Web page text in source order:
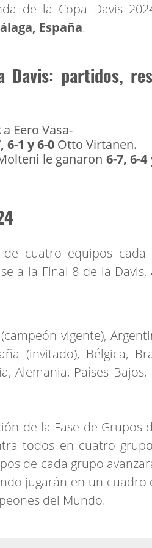
de la Copa Davis
España.
Davis: partidos,
a Eero Vasa-
6-1 y 6-0 Otto Virtanen.
le ganaron 6-7, 6-4
cuatro equipos
a la Final 8 de la Davis,
vigente),
(invitado), Bélgica,
Alemania, Países Bajos,
de la Fase de Grupos
todos en cuatro
de cada grupo
jugarán en un cuadro
del Mundo.